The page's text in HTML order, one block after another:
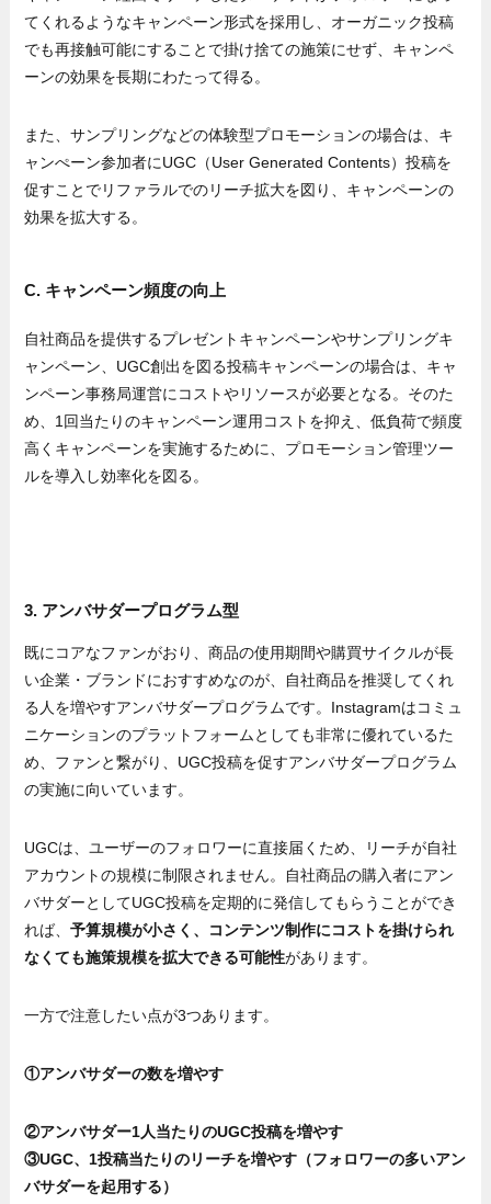
てくれるようなキャンペーン形式を採用し、オーガニック投稿
でも再接触可能にすることで掛け捨ての施策にせず、キャンペ
ーンの効果を長期にわたって得る。
また、サンプリングなどの体験型プロモーションの場合は、キ
ャンぺーン参加者にUGC（User Generated Contents）投稿を
促すことでリファラルでのリーチ拡大を図り、キャンペーンの
効果を拡大する。
C. キャンペーン頻度の向上
自社商品を提供するプレゼントキャンペーンやサンプリングキ
ャンペーン、UGC創出を図る投稿キャンペーンの場合は、キャ
ンペーン事務局運営にコストやリソースが必要となる。そのた
め、1回当たりのキャンペーン運用コストを抑え、低負荷で頻度
高くキャンペーンを実施するために、プロモーション管理ツー
ルを導入し効率化を図る。
3. アンバサダープログラム型
既にコアなファンがおり、商品の使用期間や購買サイクルが長
い企業・ブランドにおすすめなのが、自社商品を推奨してくれ
る人を増やすアンバサダープログラムです。Instagramはコミュ
ニケーションのプラットフォームとしても非常に優れているた
め、ファンと繋がり、UGC投稿を促すアンバサダープログラム
の実施に向いています。
UGCは、ユーザーのフォロワーに直接届くため、リーチが自社
アカウントの規模に制限されません。自社商品の購入者にアン
バサダーとしてUGC投稿を定期的に発信してもらうことができ
れば、予算規模が小さく、コンテンツ制作にコストを掛けられ
なくても施策規模を拡大できる可能性があります。
一方で注意したい点が3つあります。
①アンバサダーの数を増やす
②アンバサダー1人当たりのUGC投稿を増やす
③UGC、1投稿当たりのリーチを増やす（フォロワーの多いアン
バサダーを起用する）